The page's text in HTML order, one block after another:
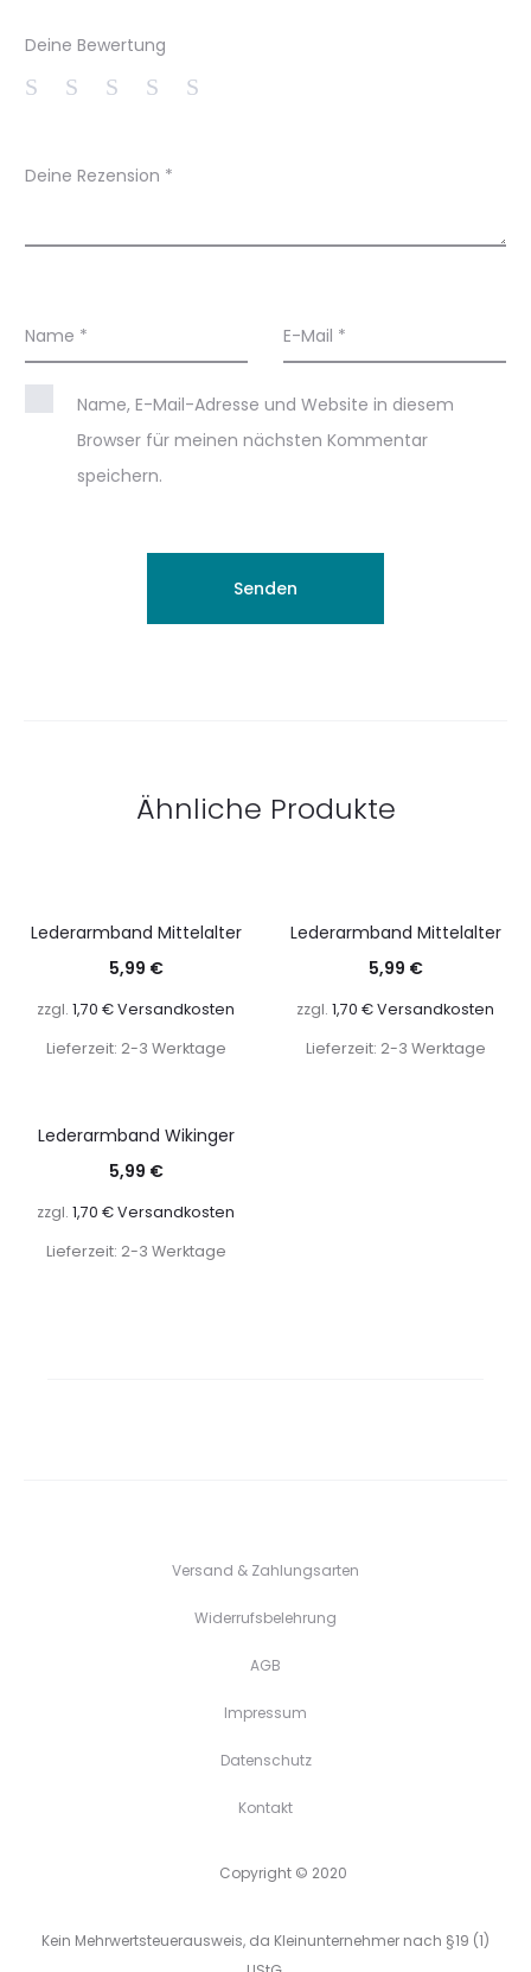
r
t
n
e
Deine Bewertung
Deine Rezension *
Name * E-Mail *
Name, E-Mail-Adresse und Website in diesem
Browser für meinen nächsten Kommentar
speichern.
Ähnliche Produkte
Lederarmband Mittelalter
5,99 €
zzgl. 1,70 € Versandkosten
Lieferzeit: 2-3 Werktage
Lederarmband Mittelalter
5,99 €
zzgl. 1,70 € Versandkosten
Lieferzeit: 2-3 Werktage
Lederarmband Wikinger
5,99 €
zzgl. 1,70 € Versandkosten
Lieferzeit: 2-3 Werktage
Versand & Zahlungsarten
Widerrufsbelehrung
AGB
Impressum
Datenschutz
Kontakt
Copyright © 2020
Kein Mehrwertsteuerausweis, da Kleinunternehmer nach §19 (1)